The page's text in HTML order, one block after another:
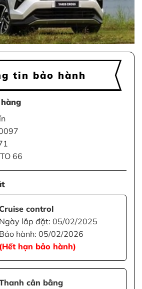
tin bảo hành
66
control
Ngày lắp đặt: 05/02/2025
Bảo hành: 05/02/2026
(Hết hạn bảo hành)
cân bằng